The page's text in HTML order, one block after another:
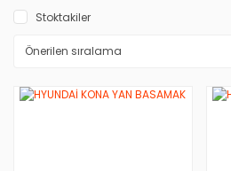
Stoktakiler